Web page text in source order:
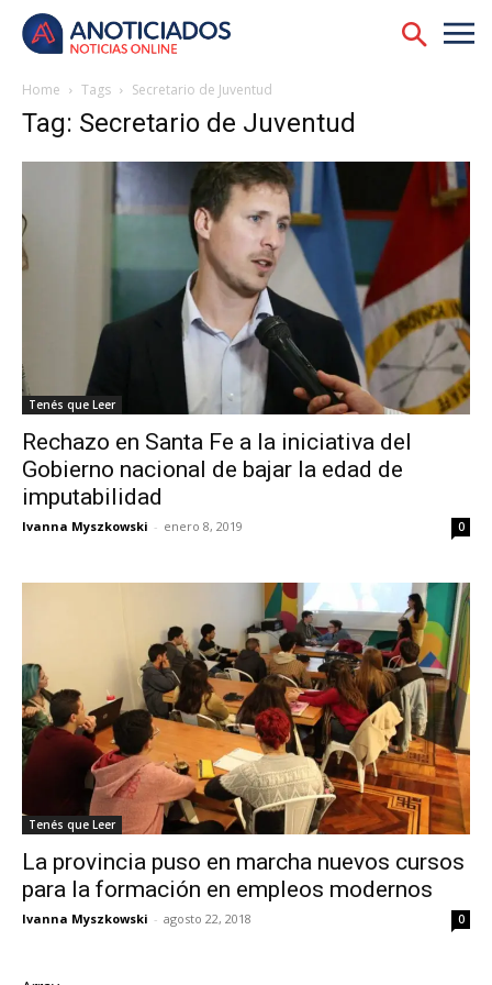
Home Tags Secretario de Juventud
Tag: Secretario de Juventud
Tenés que Leer
Rechazo en Santa Fe a la iniciativa del
Gobierno nacional de bajar la edad de
imputabilidad
Ivanna Myszkowski - enero 8, 2019 0
Tenés que Leer
La provincia puso en marcha nuevos cursos
para la formación en empleos modernos
Ivanna Myszkowski - agosto 22, 2018 0